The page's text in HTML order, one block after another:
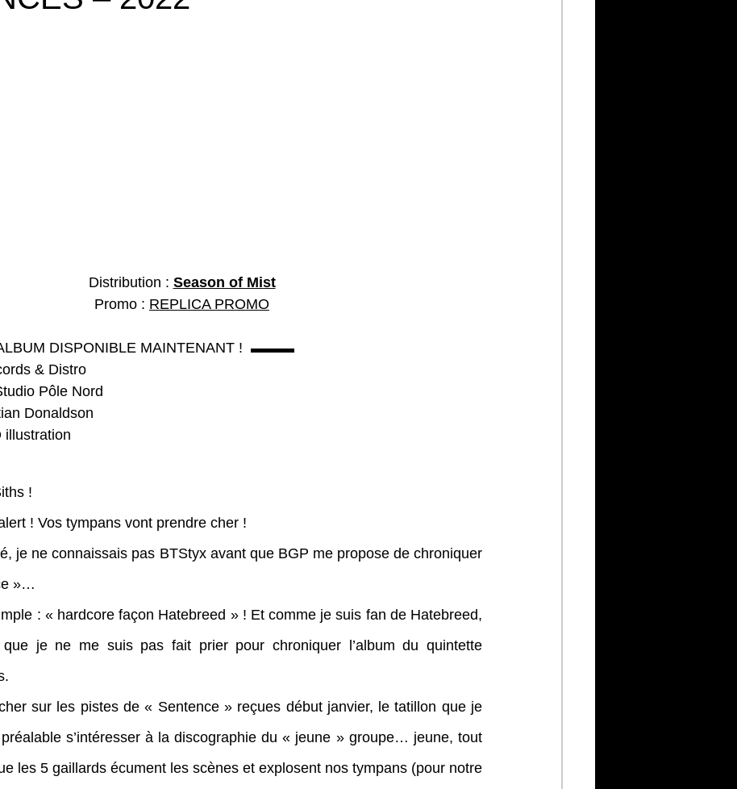
Distribution : Season of Mist
Promo : REPLICA PROMO
DISPONIBLE MAINTENANT !  ▬▬▬
& Distro
Pôle Nord
Donaldson
illustration
!
! Vos tympans vont prendre cher !
je ne connaissais pas BTStyx avant que BGP me propose de chroniquer
»…
: « hardcore façon Hatebreed » ! Et comme je suis fan de Hatebreed,
je ne me suis pas fait prier pour chroniquer l’album du quintette
sur les pistes de « Sentence » reçues début janvier, le tatillon que je
s’intéresser à la discographie du « jeune » groupe… jeune, tout
les 5 gaillards écument les scènes et explosent nos tympans (pour notre